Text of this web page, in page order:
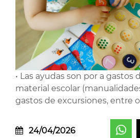
• Las ayudas son por a gastos
material escolar
gastos de excursiones, entre
24/04/2026